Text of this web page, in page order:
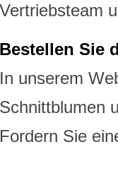
Vertriebsteam
Bestellen Sie
In unserem
Schnittblumen
Fordern Sie